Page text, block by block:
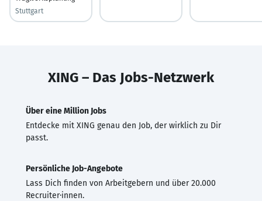
Stuttgart
XING – Das Jobs-Netzwerk
Über eine Million Jobs
Entdecke mit XING genau den Job, der wirklich zu Dir
passt.
Persönliche Job-Angebote
Lass Dich finden von Arbeitgebern und über 20.000
Recruiter·innen.